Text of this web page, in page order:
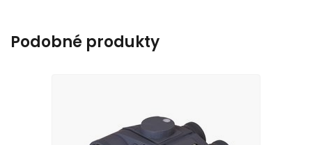
Podobné produkty